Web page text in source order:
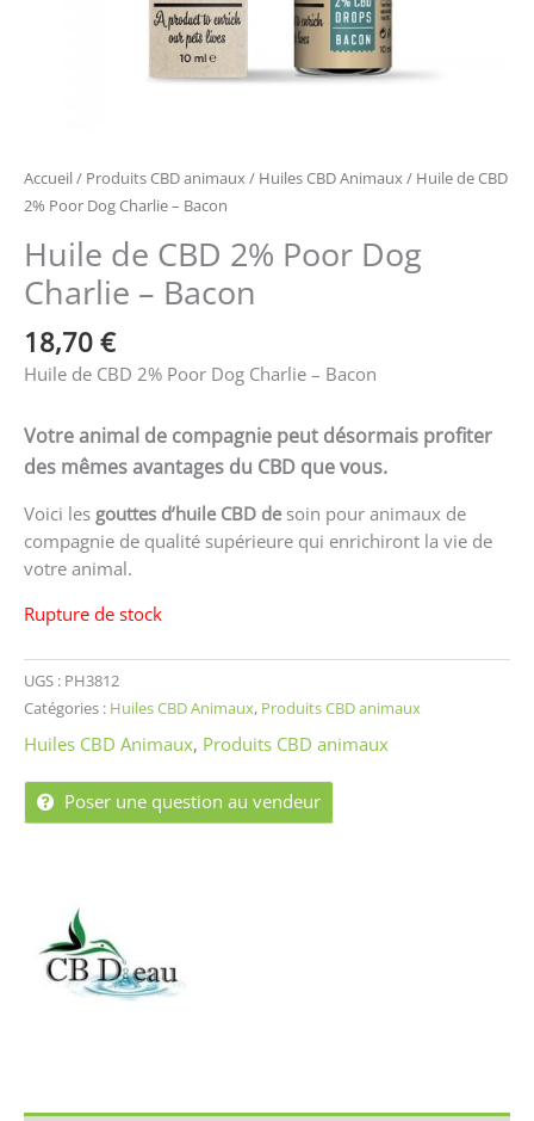
Accueil/ Produits CBD animaux/ Huiles CBD Animaux/ Huile de CBD
2% Poor Dog Charlie – Bacon
Huile de CBD 2% Poor Dog
Charlie – Bacon
18,70 €
Huile de CBD 2% Poor Dog Charlie – Bacon
Votre animal de compagnie peut désormais profiter
des mêmes avantages du CBD que vous.
Voici les gouttes d’huile CBD desoin pour animaux de
compagnie de qualité supérieure qui enrichiront la vie de
votre animal.
Rupture de stock
UGS : PH3812
Catégories : Huiles CBD Animaux, Produits CBD animaux
Huiles CBD Animaux, Produits CBD animaux
Poser une question au vendeur